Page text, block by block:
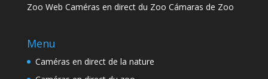
Zoo Web Caméras en direct du Zoo Cámaras de Zoo
Menu
Caméras en direct de la nature